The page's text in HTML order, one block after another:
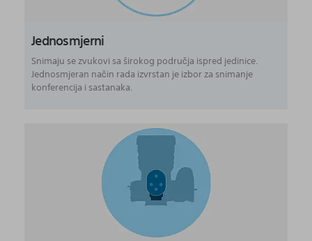
Jednosmjerni
Snimaju se zvukovi sa širokog područja ispred jedinice.
Jednosmjeran način rada izvrstan je izbor za snimanje
konferencija i sastanaka.